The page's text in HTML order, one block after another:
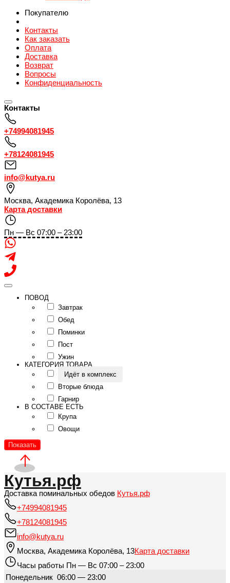
Покупателю
Контакты
Как заказать
Оплата
Доставка
Возврат
Вопросы
Конфиденциальность
Контакты
+74994081945
+78124081945
info@kutya.ru
Москва, Академика Королёва, 13
Карта доставки
Пн — Вс 07:00 – 23:00
ПОВОД
Завтрак
Обед
Поминки
Пост
Ужин
КАТЕГОРИЯ ТОВАРА
Идёт в комплекс
Вторые блюда
Гарнир
В СОСТАВЕ ЕСТЬ
Крупа
Овощи
Показать
Кутья.рф
Доставка поминальных обедов Кутья.рф
+74994081945
+78124081945
info@kutya.ru
Москва, Академика Королёва, 13Карта доставки
Часы работы Пн — Вс 07:00 – 23:00
Понедельник 06:00 — 23:00